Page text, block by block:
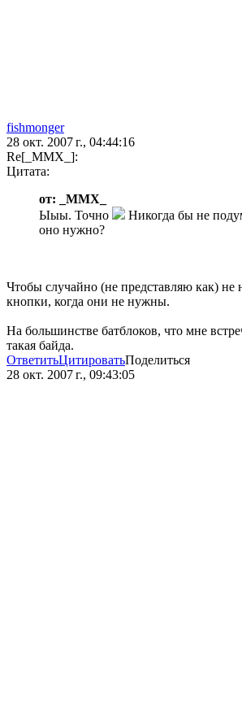
fishmonger
28 окт. 2007 г., 04:44:16
Re[_MMX_]:
Цитата:
от: _MMX_
Ыыы. Точно
Никогда бы не
оно нужно?
Чтобы случайно (не представляю как) не
кнопки, когда они не нужны.
На большинстве батблоков, что мне
такая байда.
ОтветитьЦитироватьПоделиться
28 окт. 2007 г., 09:43:05